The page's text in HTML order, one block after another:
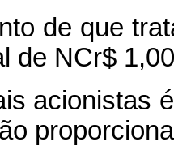
de que
de NCr$
acionistas